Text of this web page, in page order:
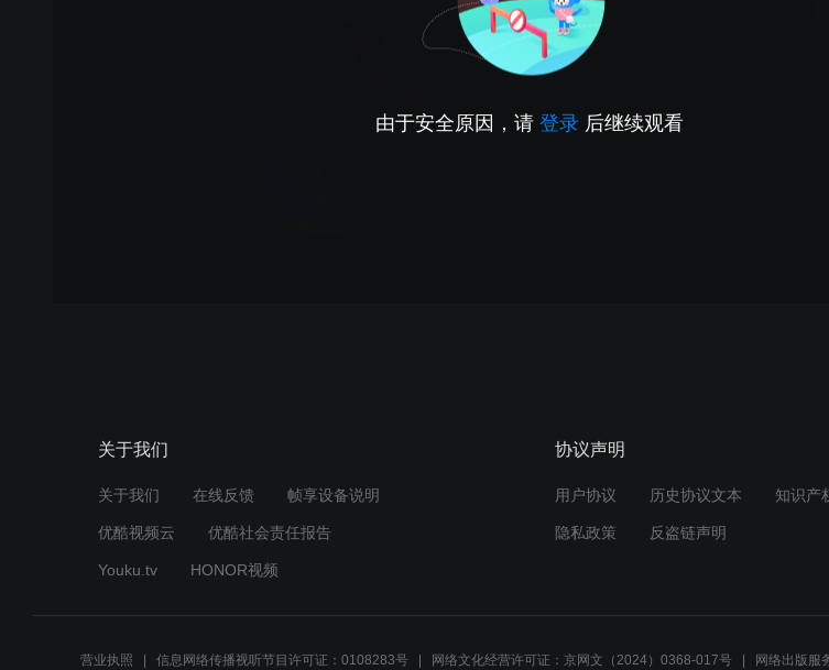
由于安全原因，请 登录 后继续观看
关于我们
关于我们 在线反馈 帧享设备说明
优酷视频云 优酷社会责任报告
Youku.tv HONOR视频
协议声明
用户协议 历史协议文本 知识产
隐私政策 反盗链声明
营业执照 信息网络传播视听节目许可证：0108283号 网络文化经营许可证：京网文（2024）0368-017号 网络出版服